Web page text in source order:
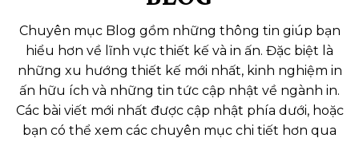
Chuyên mục Blog gồm những thông tin giúp bạn
hiểu hơn về lĩnh vực thiết kế và in ấn. Đặc biệt là
những xu hướng thiết kế mới nhất, kinh nghiệm in
ấn hữu ích và những tin tức cập nhật về ngành in.
Các bài viết mới nhất được cập nhật phía dưới, hoặc
bạn có thể xem các chuyên mục chi tiết hơn qua